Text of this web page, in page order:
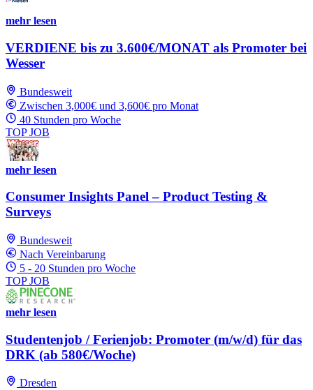
mehr lesen
VERDIENE bis zu 3.600€/MONAT als Promoter bei
Wesser
Bundesweit
Zwischen 3,000€ und 3,600€ pro Monat
40 Stunden pro Woche
TOP JOB
mehr lesen
Consumer Insights Panel – Product Testing &
Surveys
Bundesweit
Nach Vereinbarung
5 - 20 Stunden pro Woche
TOP JOB
mehr lesen
Studentenjob / Ferienjob: Promoter (m/w/d) für das
DRK (ab 580€/Woche)
Dresden